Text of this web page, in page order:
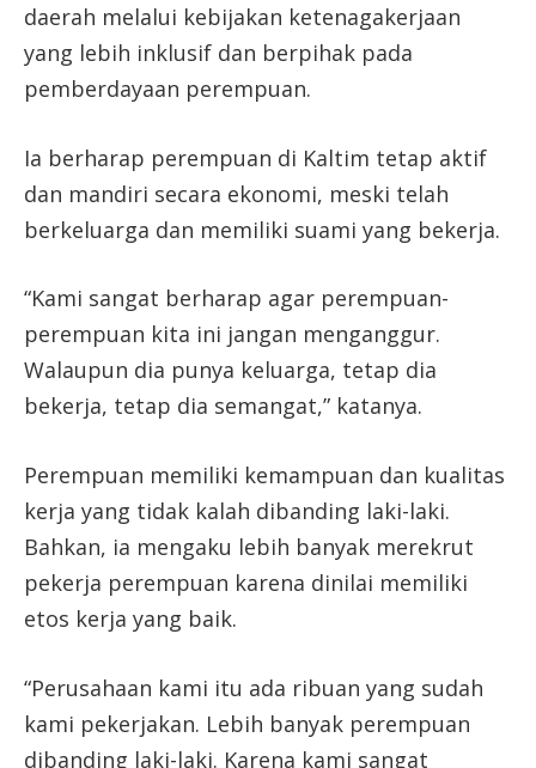
daerah melalui kebijakan ketenagakerjaan
yang lebih inklusif dan berpihak pada
pemberdayaan perempuan.
Ia berharap perempuan di Kaltim tetap aktif
dan mandiri secara ekonomi, meski telah
berkeluarga dan memiliki suami yang bekerja.
“Kami sangat berharap agar perempuan-
perempuan kita ini jangan menganggur.
Walaupun dia punya keluarga, tetap dia
bekerja, tetap dia semangat,” katanya.
Perempuan memiliki kemampuan dan kualitas
kerja yang tidak kalah dibanding laki-laki.
Bahkan, ia mengaku lebih banyak merekrut
pekerja perempuan karena dinilai memiliki
etos kerja yang baik.
“Perusahaan kami itu ada ribuan yang sudah
kami pekerjakan. Lebih banyak perempuan
dibanding laki-laki. Karena kami sangat